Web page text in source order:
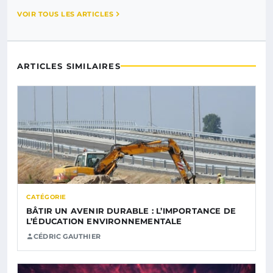
VOIR TOUS LES ARTICLES
ARTICLES SIMILAIRES
CATÉGORIE
BÂTIR UN AVENIR DURABLE : L’IMPORTANCE DE
L’ÉDUCATION ENVIRONNEMENTALE
CÉDRIC GAUTHIER